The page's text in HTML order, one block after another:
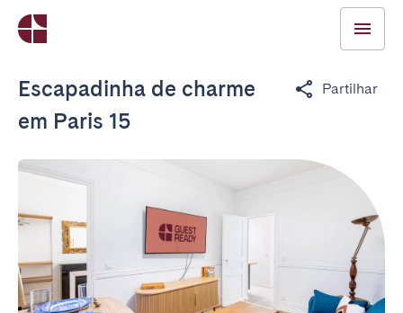
Escapadinha de charme
em Paris 15
Partilhar